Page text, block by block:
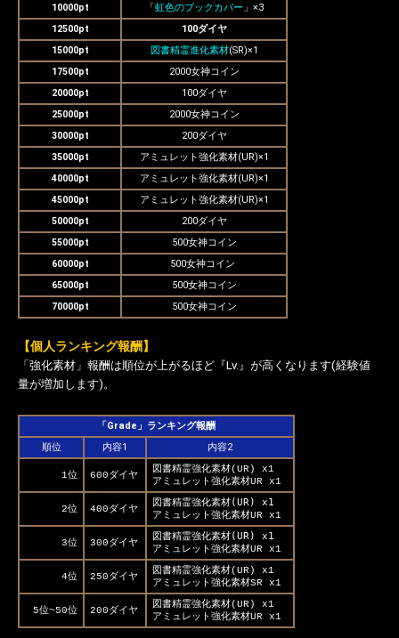
10000pt
「虹色のブックカバー 」×3
12500pt
100ダイヤ
15000pt
図書精霊進化素材(SR)×1
17500pt
2000女神コイン
20000pt
100ダイヤ
25000pt
2000女神コイン
30000pt
200ダイヤ
35000pt
アミュレット強化素材(UR)×1
40000pt
アミュレット強化素材(UR)×1
45000pt
アミュレット強化素材(UR)×1
50000pt
200ダイヤ
55000pt
500女神コイン
60000pt
500女神コイン
65000pt
500女神コイン
70000pt
500女神コイン
【個人ランキング報酬】
「強化素材」報酬は順位が上がるほど『Lv.』が高くなります(経験値
量が増加します)。
「Grade」ランキング報酬
順位
内容1 内容2
1位 600ダイヤ
図書精霊強化素材(UR) x1
アミュレット強化素材UR x1
2位 400ダイヤ
図書精霊強化素材(UR) x1
アミュレット強化素材UR x1
3位 300ダイヤ
図書精霊強化素材(UR) x1
アミュレット強化素材UR x1
4位 250ダイヤ
図書精霊強化素材(UR) x1
アミュレット強化素材SR x1
5位~50位 200ダイヤ
図書精霊強化素材(UR) x1
アミュレット強化素材UR x1